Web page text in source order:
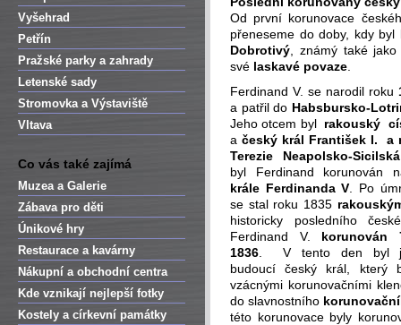
Vyšehrad
Petřín
Pražské parky a zahrady
Letenské sady
Stromovka a Výstaviště
Vltava
Co vás také zajímá
Muzea a Galerie
Zábava pro děti
Únikové hry
Restaurace a kavárny
Nákupní a obchodní centra
Kde vznikají nejlepší fotky
Kostely a církevní památky
Od první korunovace
přeneseme do doby, kdy
Dobrotivý , známý také
své laskavé povaze
Ferdinand V. se narodil roku
a patřil do Habsbursko-
Jeho otcem byl rakouský
a český král František I. a
Terezie Neapolsko-Sicilská
byl Ferdinand korunován
krále Ferdinanda V . Po
se stal roku 1835
historicky posledního
Ferdinand V.
1836 . V tento den byl
budoucí český král, který
vzácnými korunovačními
do slavnostního
této korunovace byly